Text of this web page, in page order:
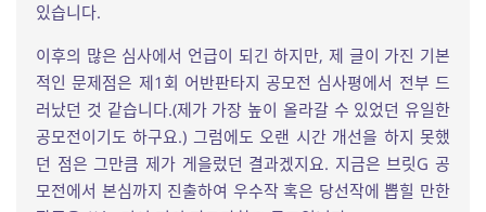
있습니다.
이후의 많은 심사에서 언급이 되긴 하지만, 제 글이 가진 기본
적인 문제점은 제1회 어반판타지 공모전 심사평에서 전부 드
러났던 것 같습니다.(제가 가장 높이 올라갈 수 있었던 유일한
공모전이기도 하구요.) 그럼에도 오랜 시간 개선을 하지 못했
던 점은 그만큼 제가 게을렀던 결과겠지요. 지금은 브릿G 공
모전에서 본심까지 진출하여 우수작 혹은 당선작에 뽑힐 만한